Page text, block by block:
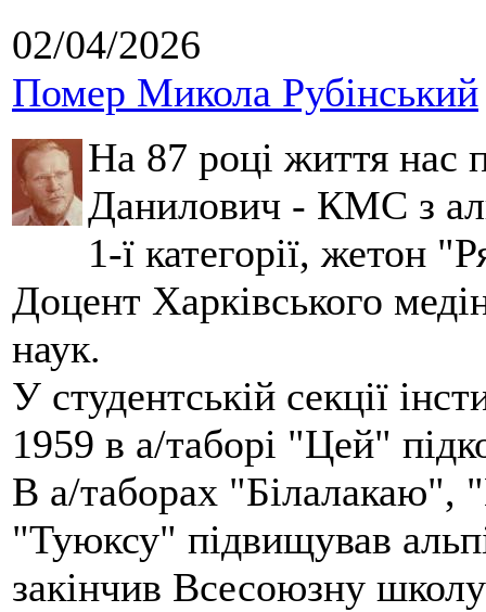
02/04/2026
Помер Микола Рубінський
На 87 році життя нас
Данилович - КМС з
1-ї категорії, жетон
Доцент Харківського
наук.
У студентській секції
1959 в а/таборі "Цей"
В а/таборах "Білалакаю",
"Туюксу" підвищував
закінчив Всесоюзну